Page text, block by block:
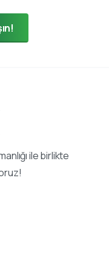
ile birlikte